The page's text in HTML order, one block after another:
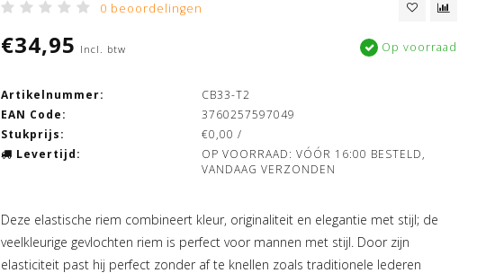
0 beoordelingen
€34,95 Incl. btw Op voorraad
Artikelnummer:
CB33-T2
EAN Code:
3760257597049
Stukprijs:
€0,00 /
Levertijd:
OP VOORRAAD: VÓÓR 16:00 BESTELD,
VANDAAG VERZONDEN
Deze elastische riem combineert kleur, originaliteit en elegantie met stijl; de
veelkleurige gevlochten riem is perfect voor mannen met stijl. Door zijn
elasticiteit past hij perfect zonder af te knellen zoals traditionele lederen